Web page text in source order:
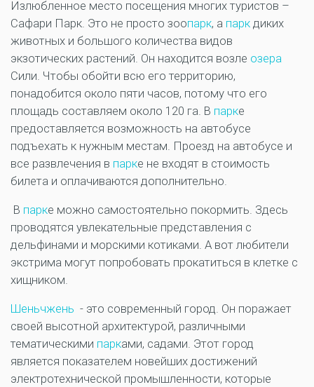
Излюбленное место посещения многих туристов –
Сафари Парк. Это не просто зоопарк, а парк диких
животных и большого количества видов
экзотических растений. Он находится возле озера
Сили. Чтобы обойти всю его территорию,
понадобится около пяти часов, потому что его
площадь составляем около 120 га. В парке
предоставляется возможность на автобусе
подъехать к нужным местам. Проезд на автобусе и
все развлечения в парке не входят в стоимость
билета и оплачиваются дополнительно.
В парке можно самостоятельно покормить. Здесь
проводятся увлекательные представления с
дельфинами и морскими котиками. А вот любители
экстрима могут попробовать прокатиться в клетке с
хищником.
Шеньчжень - это современный город. Он поражает
своей высотной архитектурой, различными
тематическими парками, садами. Этот город
является показателем новейших достижений
электротехнической промышленности, которые